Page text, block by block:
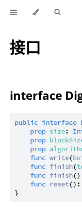
接口
interface
public interface
prop size:
prop
prop
func write(
func finish(
func finish
func reset():